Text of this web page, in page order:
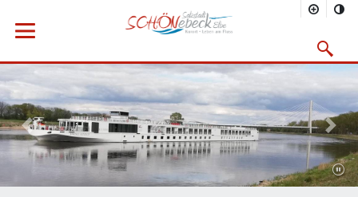
Menü öffnen
Vorheriges Bild